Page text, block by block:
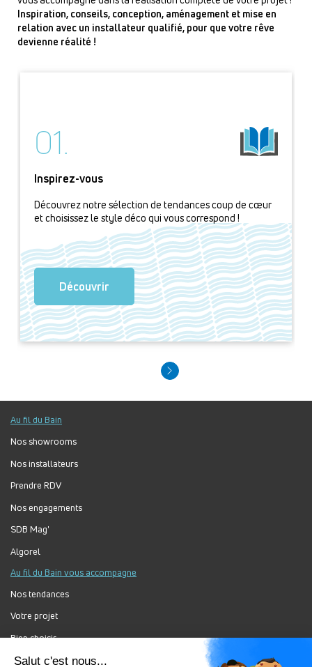
Inspiration, conseils, conception, aménagement et mise en
relation avec un installateur qualifié, pour que votre rêve
devienne réalité !
01.
Inspirez-vous
Découvrez notre sélection de tendances coup de cœur
et choisissez le style déco qui vous correspond !
Découvrir
Au fil du Bain
Nos showrooms
Nos installateurs
Prendre RDV
Nos engagements
SDB Mag'
Algorel
Au fil du Bain vous accompagne
Nos tendances
Votre projet
Bien choisir
Forum Au Fil du Bain